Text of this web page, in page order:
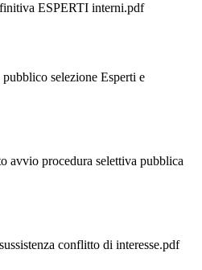
ESPERTI interni.pdf
selezione Esperti e
avvio procedura selettiva pubblica
conflitto di interesse.pdf